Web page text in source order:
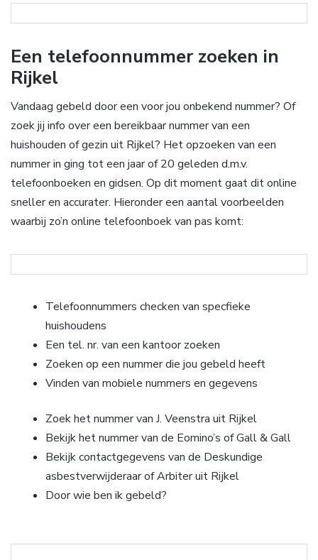
Een telefoonnummer zoeken in
Rijkel
Vandaag gebeld door een voor jou onbekend nummer? Of
zoek jij info over een bereikbaar nummer van een
huishouden of gezin uit Rijkel? Het opzoeken van een
nummer in ging tot een jaar of 20 geleden d.m.v.
telefoonboeken en gidsen. Op dit moment gaat dit online
sneller en accurater. Hieronder een aantal voorbeelden
waarbij zo’n online telefoonboek van pas komt:
Telefoonnummers checken van specfieke
huishoudens
Een tel. nr. van een kantoor zoeken
Zoeken op een nummer die jou gebeld heeft
Vinden van mobiele nummers en gegevens
Zoek het nummer van J. Veenstra uit Rijkel
Bekijk het nummer van de Eomino’s of Gall & Gall
Bekijk contactgegevens van de Deskundige
asbestverwijderaar of Arbiter uit Rijkel
Door wie ben ik gebeld?